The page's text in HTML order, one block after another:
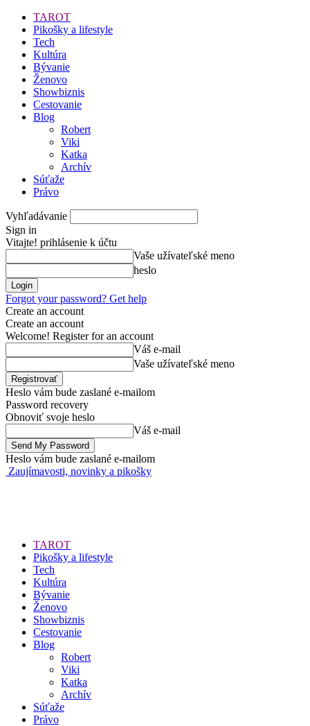
TAROT
Pikošky a lifestyle
Tech
Kultúra
Bývanie
Ženovo
Showbiznis
Cestovanie
Blog
Robert
Viki
Katka
Archív
Súťaže
Právo
Vyhľadávanie
Sign in
Vitajte! prihlásenie k účtu
Vaše užívateľské meno
heslo
Forgot your password? Get help
Create an account
Create an account
Welcome! Register for an account
Váš e-mail
Vaše užívateľské meno
Heslo vám bude zaslané e-mailom
Password recovery
Obnoviť svoje heslo
Váš e-mail
Heslo vám bude zaslané e-mailom
Zaujímavosti, novinky a pikošky
TAROT
Pikošky a lifestyle
Tech
Kultúra
Bývanie
Ženovo
Showbiznis
Cestovanie
Blog
Robert
Viki
Katka
Archív
Súťaže
Právo